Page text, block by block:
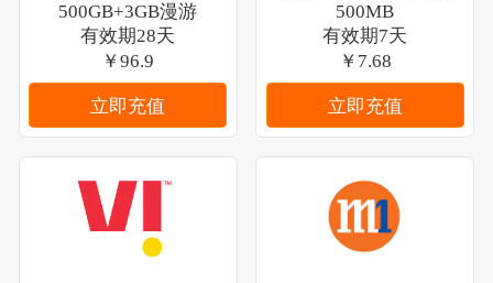
500GB+3GB漫游
有效期28天
￥96.9
立即充值
500MB
有效期7天
￥7.68
立即充值